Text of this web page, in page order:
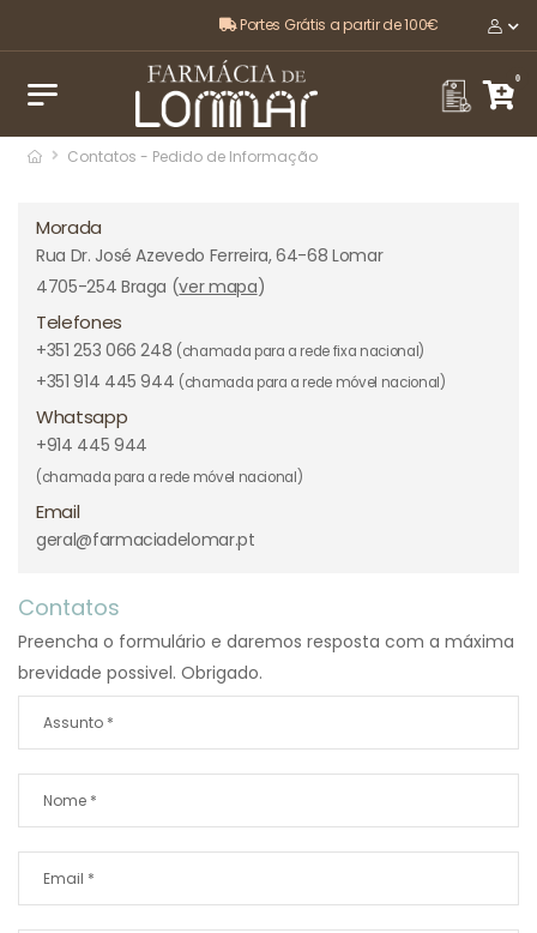
O melhor, pela sua saúde e bem-
Portes Grátis a partir de 100€
0
Contatos - Pedido de Informação
Morada
Rua Dr. José Azevedo Ferreira, 64-68 Lomar
4705-254 Braga (ver mapa)
Telefones
+351 253 066 248 (chamada para a rede fixa nacional)
+351 914 445 944 (chamada para a rede móvel nacional)
Whatsapp
+914 445 944
(chamada para a rede móvel nacional)
Email
geral@farmaciadelomar.pt
Contatos
Preencha o formulário e daremos resposta com a máxima
brevidade possivel. Obrigado.